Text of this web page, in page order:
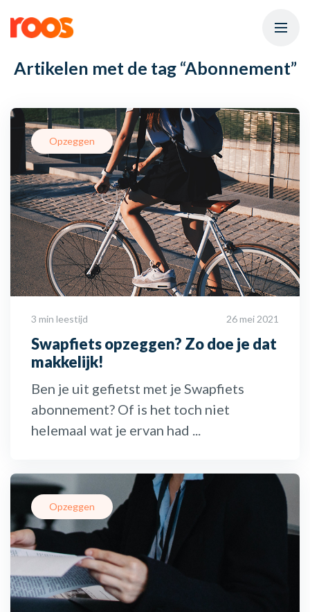
Artikelen met de tag “Abonnement”
Opzeggen
3 min leestijd 26 mei 2021
Swapfiets opzeggen? Zo doe je dat
makkelijk!
Ben je uit gefietst met je Swapfiets
abonnement? Of is het toch niet
helemaal wat je ervan had ...
Opzeggen